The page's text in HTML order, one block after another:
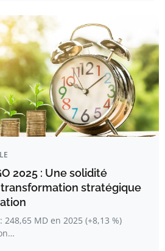
2025 : Une solidité
stratégique
248,65 MD en 2025 (+8,13 %)